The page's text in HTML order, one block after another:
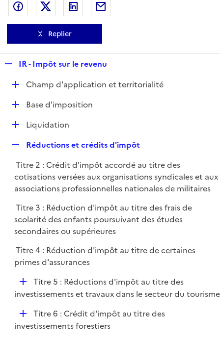
Partager sur Facebook
Partager sur Twitter
Partager sur LinkedIn
Replier
p
l
i
e
IR - Impôt sur le revenu
DChamp d'application et territorialité
D
e
r
Base d'imposition
D
l
i
e
r
Liquidation
p
l
i
e
Réductions et crédits d'impôt
Titre 2 : Crédit d'impôt accordé au titre des
cotisations versées aux organisations syndicales et aux
associations professionnelles nationales de militaires
Titre 3 : Réduction d'impôt au titre des frais de
scolarité des enfants poursuivant des études
secondaires ou supérieures
Titre 4 : Réduction d'impôt au titre de certaines
primes d'assurances
D
é
i
Titre 5 : Réductions d'impôt au titre des
investissements et travaux dans le secteur du tourisme
D
é
Titre 6 : Crédit d'impôt au titre des
investissements forestiers